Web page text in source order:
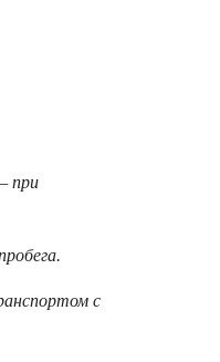
при
с